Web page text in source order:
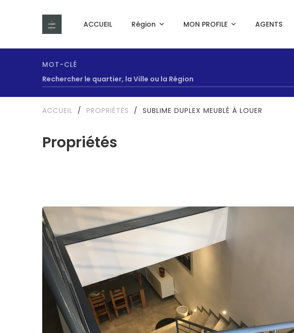
ACCUEIL Région MON PROFILE AGENTS
MOT-CLÉ
Propriétés
ACCUEIL / PROPRIÉTÉS / SUBLIME DUPLEX MEUBLÉ À LOUER